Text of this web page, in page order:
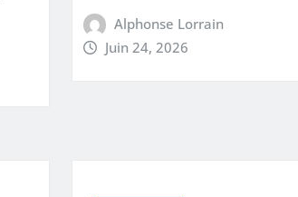
Alphonse Lorrain
Juin 24, 2026